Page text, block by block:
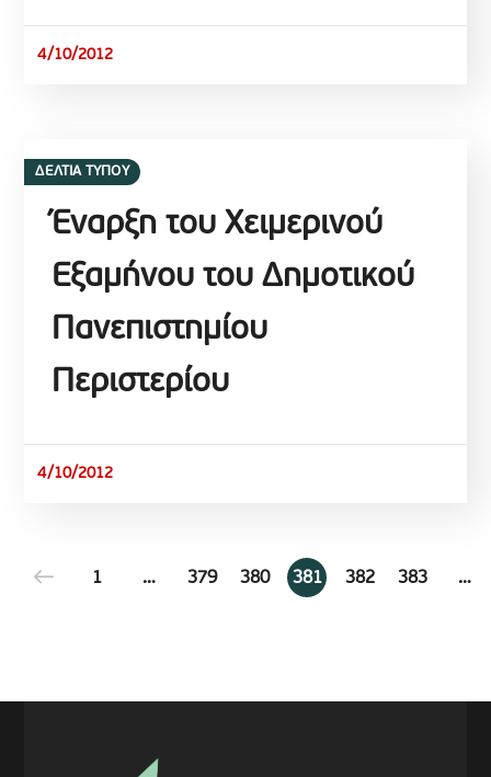
4/10/2012
ΔΕΛΤΙΑ ΤΥΠΟΥ
Έναρξη του Χειμερινού
Εξαμήνου του Δημοτικού
Πανεπιστημίου
Περιστερίου
4/10/2012
1 … 379 380 381 382 383 …